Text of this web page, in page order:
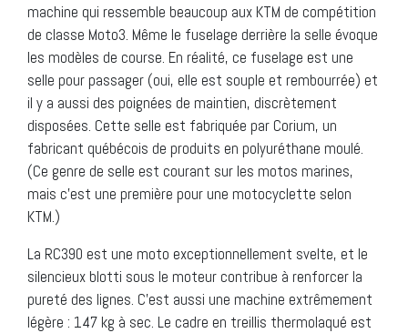
machine qui ressemble beaucoup aux KTM de compétition
de classe Moto3. Même le fuselage derrière la selle évoque
les modèles de course. En réalité, ce fuselage est une
selle pour passager (oui, elle est souple et rembourrée) et
il y a aussi des poignées de maintien, discrètement
disposées. Cette selle est fabriquée par Corium, un
fabricant québécois de produits en polyuréthane moulé.
(Ce genre de selle est courant sur les motos marines,
mais c’est une première pour une motocyclette selon
KTM.)
La RC390 est une moto exceptionnellement svelte, et le
silencieux blotti sous le moteur contribue à renforcer la
pureté des lignes. C’est aussi une machine extrêmement
légère : 147 kg à sec. Le cadre en treillis thermolaqué est